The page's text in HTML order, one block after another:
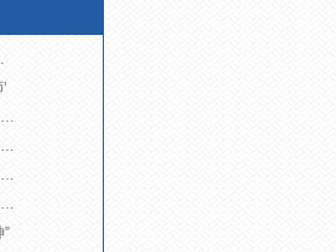
技术
复合剂如何打破行业界限，创造无限可能？
废水处理药剂如何守护碧水蓝天！
从‘治污’到‘资源化’，如何让废水变废为宝？
重金属捕手：环保卫士如何净化我们的水世界